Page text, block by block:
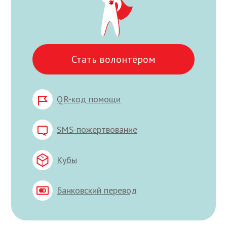
Стать волонтёром
QR-код помощи
SMS-пожертвование
Кубы
Банковский перевод